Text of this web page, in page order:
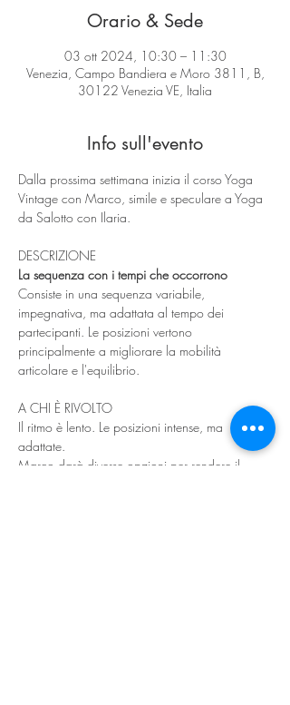
Orario & Sede
03 ott 2024, 10:30 – 11:30
Venezia, Campo Bandiera e Moro 3811, B,
30122 Venezia VE, Italia
Info sull'evento
Dalla prossima settimana inizia il corso Yoga
Vintage con Marco, simile e speculare a Yoga
da Salotto con Ilaria.
DESCRIZIONE
La sequenza con i tempi che occorrono
Consiste in una sequenza variabile,
impegnativa, ma adattata al tempo dei
partecipanti. Le posizioni vertono
principalmente a migliorare la mobilità
articolare e l'equilibrio.
A CHI È RIVOLTO
Il ritmo è lento. Le posizioni intense, ma
adattate.
Marco darà diverse opzioni per rendere il